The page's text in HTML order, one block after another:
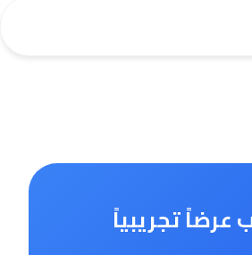
عرضاً تجريبياً